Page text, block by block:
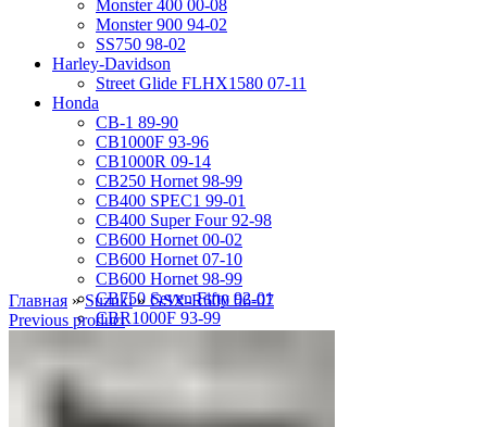
Monster 400 00-08
Monster 900 94-02
SS750 98-02
Harley-Davidson
Street Glide FLHX1580 07-11
Honda
CB-1 89-90
CB1000F 93-96
CB1000R 09-14
CB250 Hornet 98-99
CB400 SPEC1 99-01
CB400 Super Four 92-98
CB600 Hornet 00-02
CB600 Hornet 07-10
CB600 Hornet 98-99
CB750 Seven Fifty 92-01
CBR1000F 93-99
CBR1100XX 01-07
CBR1100XX 97-98
Главная »Suzuki» GSX-R600 06-07
Previous product